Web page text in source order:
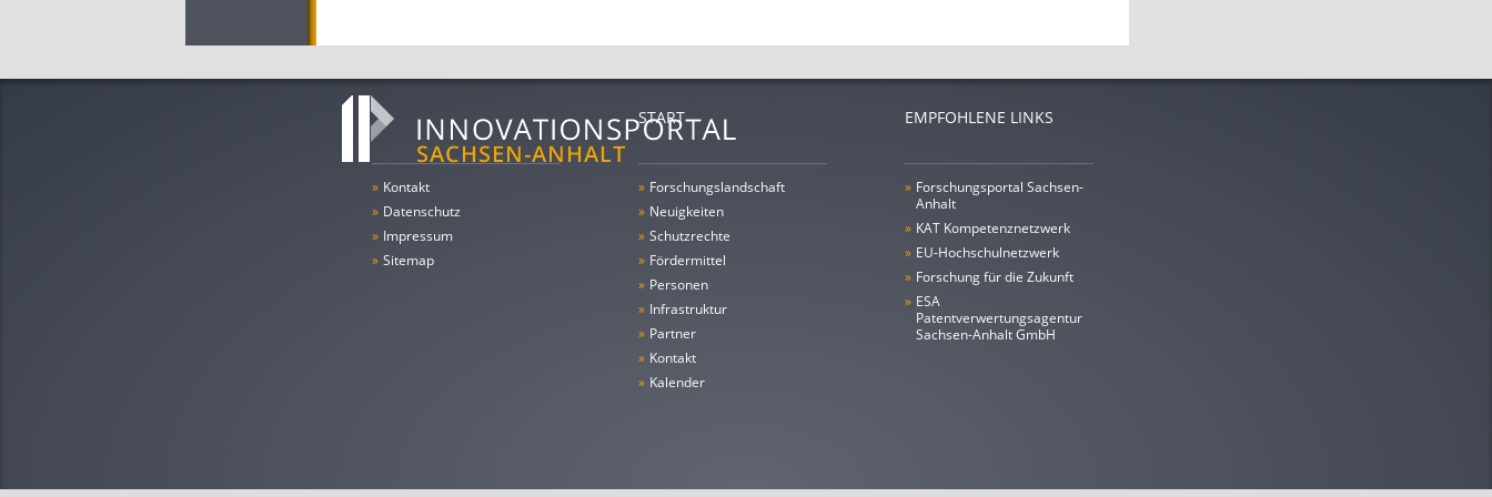
» Kontakt
» Datenschutz
» Impressum
» Sitemap
START
» Forschungs­landschaft
» Neuigkeiten
» Schutzrechte
» Fördermittel
» Personen
» Infrastruktur
» Partner
» Kontakt
» Kalender
EMPFOHLENE LINKS
» Forschungsportal Sachsen-
Anhalt
» KAT Kompetenznetzwerk
» EU-Hochschulnetzwerk
» Forschung für die Zukunft
» ESA
Patentverwertungsagentur
Sachsen-Anhalt GmbH